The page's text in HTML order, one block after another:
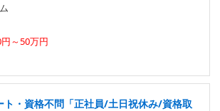
～50万円
ト・資格不問「正社員/土日祝休み/資格取